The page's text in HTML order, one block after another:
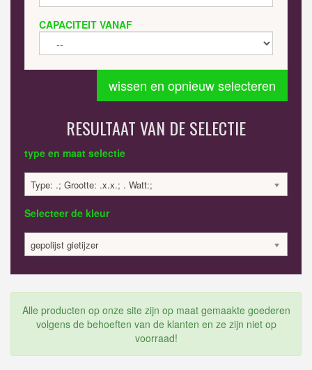
CAPACITEIT VANAF
wissen en opnieuw selecteren
RESULTAAT VAN DE SELECTIE
type en maat selectie
Type: .; Grootte: .x.x.; . Watt:;
Selecteer de kleur
gepolijst gietijzer
Alle producten op onze site zijn op maat gemaakte goederen
volgens de behoeften van de klanten en ze zijn niet op
voorraad!